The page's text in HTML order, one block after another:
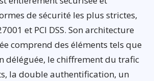
de sécurité les plus strictes,
et PCI DSS. Son architecture
comprend des éléments tels que
déléguée, le chiffrement du trafic
la double authentification, un